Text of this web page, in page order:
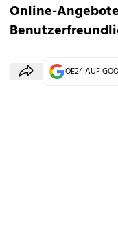
Online-
OE24 AUF